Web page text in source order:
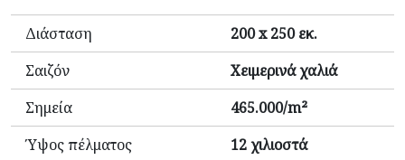
Διάσταση
200 x 250 εκ.
Σαιζόν
Χειμερινά χαλιά
Σημεία
465.000/m²
Ύψος πέλματος
12 χιλιοστά